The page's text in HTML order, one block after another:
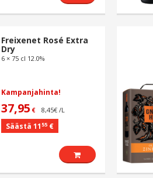
Freixenet Rosé Extra
Dry
6 × 75 cl 12.0%
Kampanjahinta!
37,95 € 8,45€ /L
Säästä 11 55€